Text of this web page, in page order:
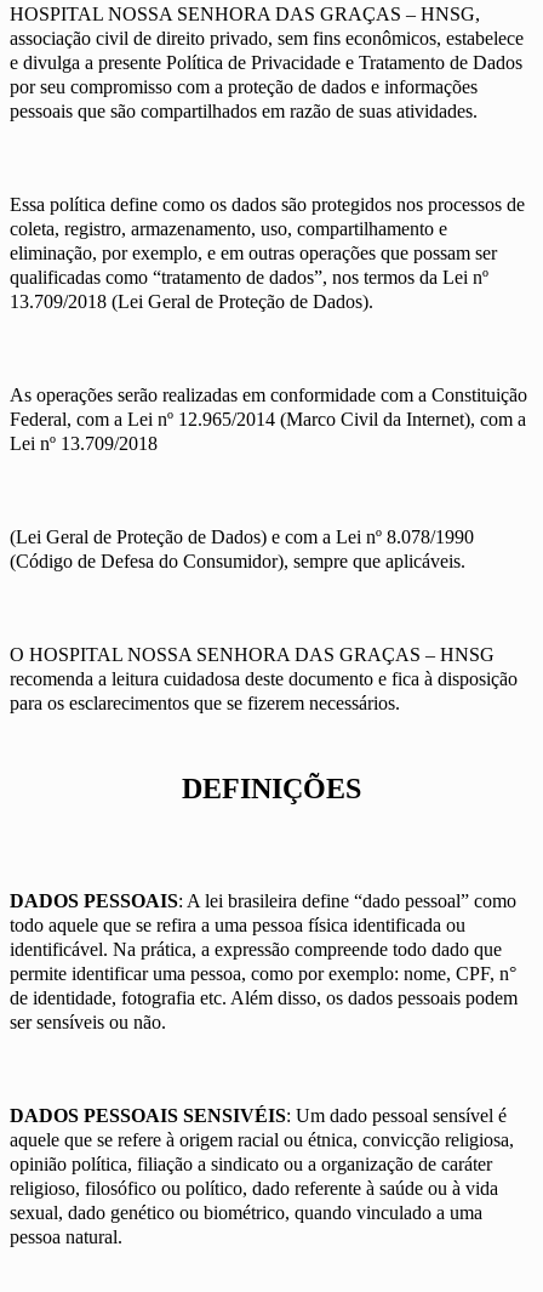
HOSPITAL NOSSA SENHORA DAS GRAÇAS – HNSG,
associação civil de direito privado, sem fins econômicos, estabelece
e divulga a presente Política de Privacidade e Tratamento de Dados
por seu compromisso com a proteção de dados e informações
pessoais que são compartilhados em razão de suas atividades.
Essa política define como os dados são protegidos nos processos de
coleta, registro, armazenamento, uso, compartilhamento e
eliminação, por exemplo, e em outras operações que possam ser
qualificadas como “tratamento de dados”, nos termos da Lei nº
13.709/2018 (Lei Geral de Proteção de Dados).
As operações serão realizadas em conformidade com a Constituição
Federal, com a Lei nº 12.965/2014 (Marco Civil da Internet), com a
Lei nº 13.709/2018
(Lei Geral de Proteção de Dados) e com a Lei nº 8.078/1990
(Código de Defesa do Consumidor), sempre que aplicáveis.
O HOSPITAL NOSSA SENHORA DAS GRAÇAS – HNSG
recomenda a leitura cuidadosa deste documento e fica à disposição
para os esclarecimentos que se fizerem necessários.
DEFINIÇÕES
DADOS PESSOAIS: A lei brasileira define “dado pessoal” como
todo aquele que se refira a uma pessoa física identificada ou
identificável. Na prática, a expressão compreende todo dado que
permite identificar uma pessoa, como por exemplo: nome, CPF, n°
de identidade, fotografia etc. Além disso, os dados pessoais podem
ser sensíveis ou não.
DADOS PESSOAIS SENSIVÉIS: Um dado pessoal sensível é
aquele que se refere à origem racial ou étnica, convicção religiosa,
opinião política, filiação a sindicato ou a organização de caráter
religioso, filosófico ou político, dado referente à saúde ou à vida
sexual, dado genético ou biométrico, quando vinculado a uma
pessoa natural.